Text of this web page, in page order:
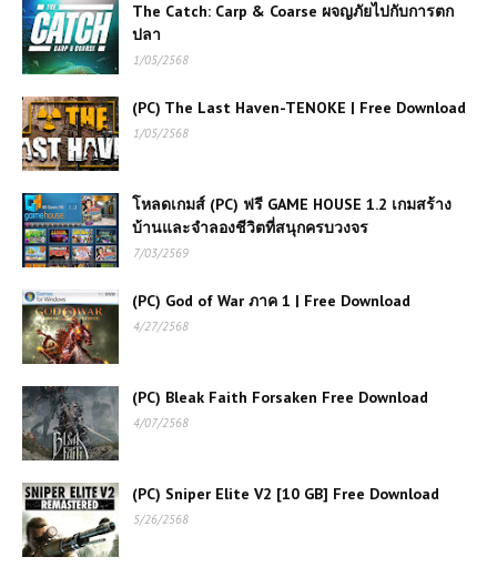
The Catch: Carp & Coarse ผจญภัยไปกับการตก
ปลา
1/05/2568
(PC) The Last Haven-TENOKE | Free Download
1/05/2568
โหลดเกมส์ (PC) ฟรี GAME HOUSE 1.2 เกมสร้าง
บ้านและจำลองชีวิตที่สนุกครบวงจร
7/03/2569
(PC) God of War ภาค 1 | Free Download
4/27/2568
(PC) Bleak Faith Forsaken Free Download
4/07/2568
(PC) Sniper Elite V2 [10 GB] Free Download
5/26/2568